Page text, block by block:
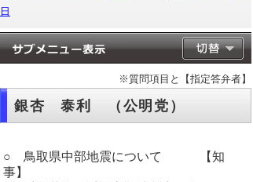
日
※質問項目と【指定答弁者】
銀杏 泰利 （公明党）
○ 鳥取県中部地震について 【知
事】